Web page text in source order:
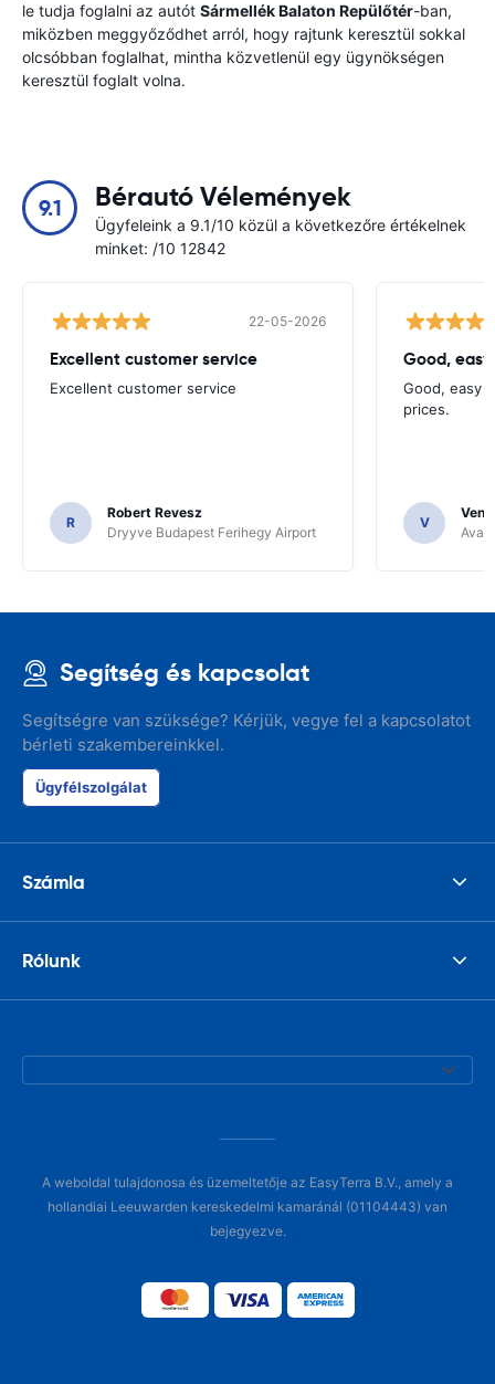
le tudja foglalni az autót Sármellék Balaton Repülőtér-ban,
miközben meggyőződhet arról, hogy rajtunk keresztül sokkal
olcsóbban foglalhat, mintha közvetlenül egy ügynökségen
keresztül foglalt volna.
9.1 Bérautó Vélemények
Ügyfeleink a 9.1/10 közül a következőre értékelnek
minket: /10 12842
22-05-2026
Excellent customer service
Excellent customer service
R
Robert Revesz
Dryyve Budapest Ferihegy Airport
Good,
Good, easy
prices.
V
Segítség és kapcsolat
Segítségre van szüksége? Kérjük, vegye fel a kapcsolatot
bérleti szakembereinkkel.
Ügyfélszolgálat
Számla
Rólunk
A weboldal tulajdonosa és üzemeltetője az EasyTerra B.V., amely a
hollandiai Leeuwarden kereskedelmi kamaránál (01104443) van
bejegyezve.